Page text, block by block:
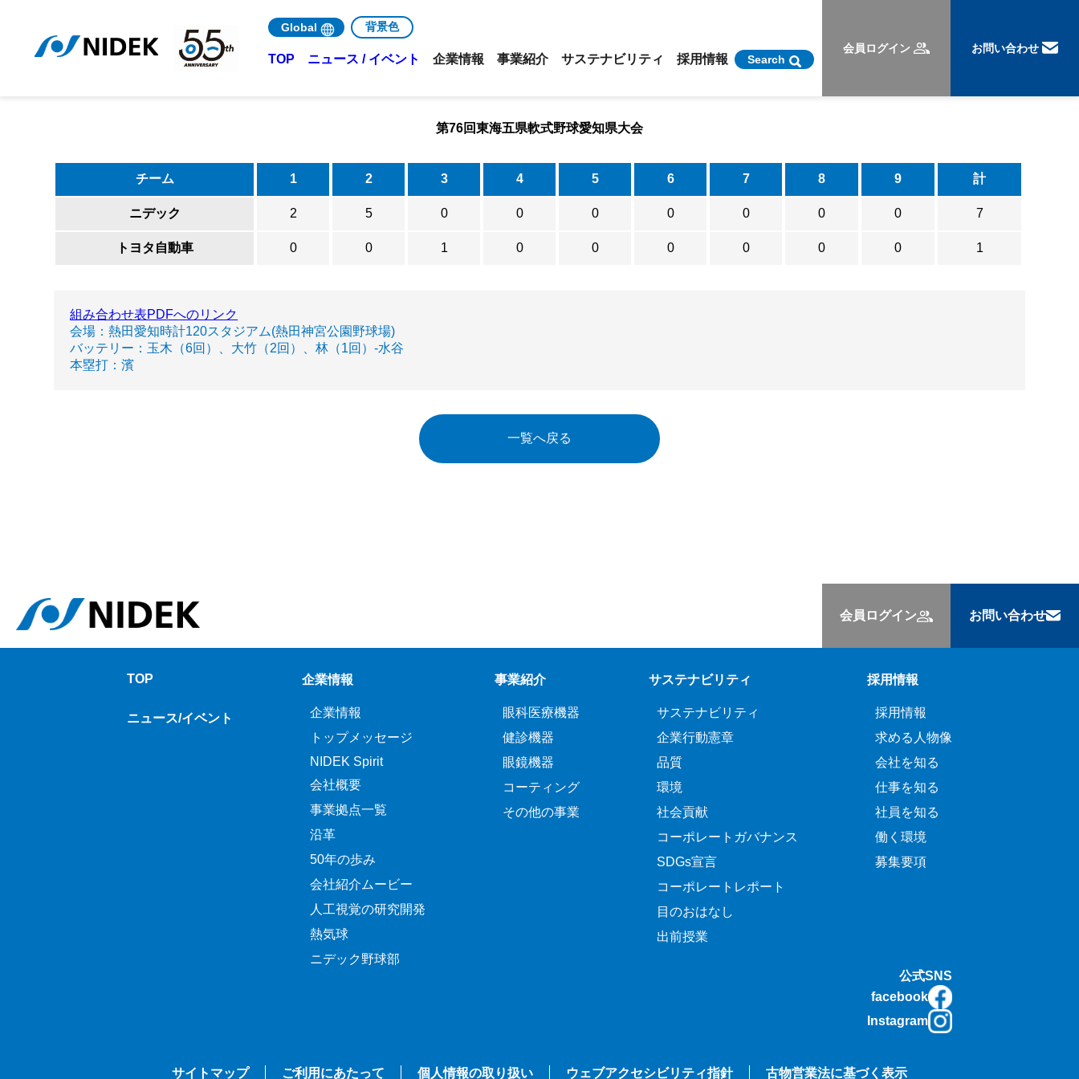
Global 背景色
TOP ニュース / イベント 企業情報 事業紹介 サステナビリティ 採用情報 Search
会員ログイン お問い合わせ
第76回東海五県軟式野球愛知県大会
チーム 1 2 3 4 5 6 7 8 9 計
ニデック 2 5 0 0 0 0 0 0 0 7
トヨタ自動車 0 0 1 0 0 0 0 0 0 1
組み合わせ表PDFへのリンク
会場：熱田愛知時計120スタジアム(熱田神宮公園野球場)
バッテリー：玉木（6回）、大竹（2回）、林（1回）-水谷
本塁打：濱
一覧へ戻る
会員ログイン お問い合わせ
TOP
ニュース/イベント
企業情報
企業情報
トップメッセージ
NIDEK Spirit
会社概要
事業拠点一覧
沿革
50年の歩み
会社紹介ムービー
人工視覚の研究開発
熱気球
ニデック野球部
事業紹介
眼科医療機器
健診機器
眼鏡機器
コーティング
その他の事業
サステナビリティ
サステナビリティ
企業行動憲章
品質
環境
社会貢献
コーポレートガバナンス
SDGs宣言
コーポレートレポート
目のおはなし
出前授業
採用情報
採用情報
求める人物像
会社を知る
仕事を知る
社員を知る
働く環境
募集要項
公式SNS
facebook
Instagram
サイトマップ ご利用にあたって 個人情報の取り扱い ウェブアクセシビリティ指針 古物営業法に基づく表示